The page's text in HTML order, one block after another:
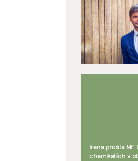
Irena prošla MF
chemikáliích v